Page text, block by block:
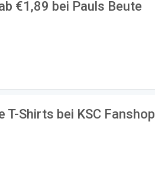
€1,89 bei Pauls Beute
T-Shirts bei KSC Fanshop